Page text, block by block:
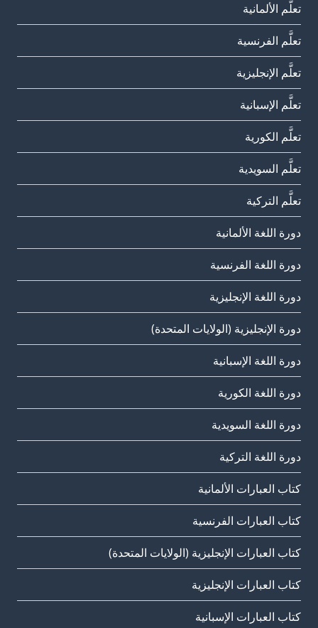
تعلَّم الألمانية
تعلَّم الفرنسية
تعلَّم الإنجليزية
تعلَّم الإسبانية
تعلَّم الكورية
تعلَّم السويدية
تعلَّم التركية
دورة اللغة الألمانية
دورة اللغة الفرنسية
دورة اللغة الإنجليزية
دورة الإنجليزية (الولايات المتحدة)
دورة اللغة الإسبانية
دورة اللغة الكورية
دورة اللغة السويدية
دورة اللغة التركية
كتاب العبارات الألمانية
كتاب العبارات الفرنسية
كتاب العبارات الإنجليزية (الولايات المتحدة)
كتاب العبارات الإنجليزية
كتاب العبارات الإسبانية